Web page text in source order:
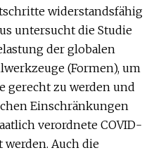
widerstandsfähig
untersucht die Studie
der globalen
(Formen), um
gerecht zu werden und
Einschränkungen
verordnete COVID-
Auch die